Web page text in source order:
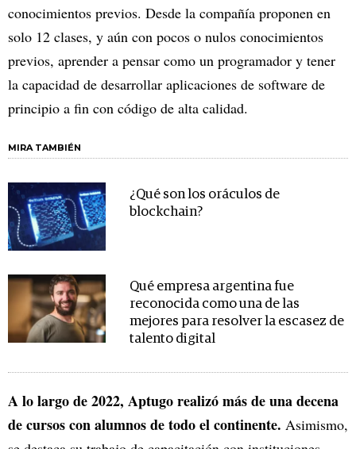
conocimientos previos. Desde la compañía proponen en
solo 12 clases, y aún con pocos o nulos conocimientos
previos, aprender a pensar como un programador y tener
la capacidad de desarrollar aplicaciones de software de
principio a fin con código de alta calidad.
MIRA TAMBIÉN
¿Qué son los oráculos de
blockchain?
Qué empresa argentina fue
reconocida como una de las
mejores para resolver la escasez de
talento digital
A lo largo de 2022, Aptugo realizó más de una decena
de cursos con alumnos de todo el continente. Asimismo,